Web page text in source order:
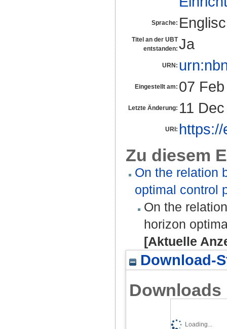
Sprache:
Titel an der UBT
entstanden: Ja
URN:
Eingestellt am: 07
Letzte Änderung: 11
URI:
Zu diesem
On the relation
optimal control
On the
horizon
[Aktuelle
Download-
Downloads
Loading...